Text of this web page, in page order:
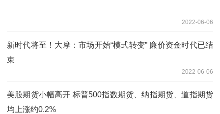
2022-06-06
新时代将至！大摩：市场开始“模式转变” 廉价资金时代已结
束
2022-06-06
美股期货小幅高开 标普500指数期货、纳指期货、道指期货
均上涨约0.2%